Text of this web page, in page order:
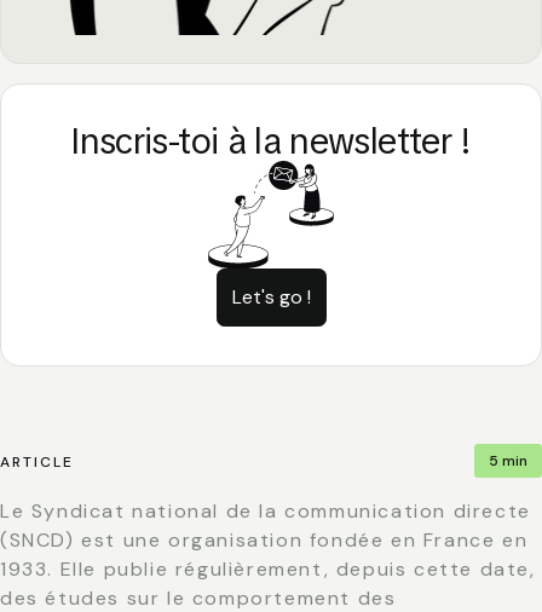
Inscris-toi à la newsletter !
Let's go !
ARTICLE 5 min
Le Syndicat national de la communication directe
(SNCD) est une organisation fondée en France en
1933. Elle publie régulièrement, depuis cette date,
des études sur le comportement des